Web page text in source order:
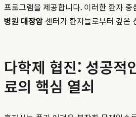
프로그램을 제공합니다. 이러한 환자 중
병원 대장암 센터가 환자들로부터 깊은
다학제 협진: 성공적
료의 핵심 열쇠